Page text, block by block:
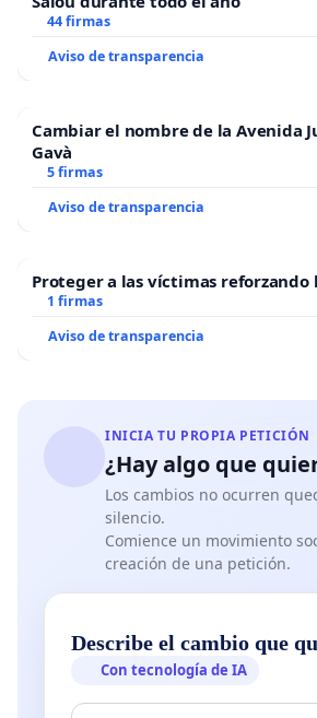
44 firmas
Aviso de transparencia
Cambiar el nombre de la Avenida
Gavà
5 firmas
Aviso de transparencia
Proteger a las víctimas reforzando
1 firmas
Aviso de transparencia
INICIA TU PROPIA PETICIÓN
¿Hay algo que
Los cambios no ocurren
silencio.
Comience un movimiento
creación de una petición.
Describe el cambio que
Con tecnología de IA